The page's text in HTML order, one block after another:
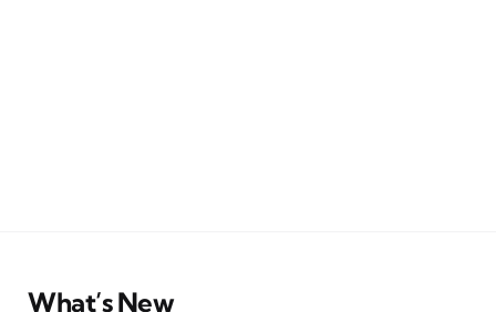
What’s New